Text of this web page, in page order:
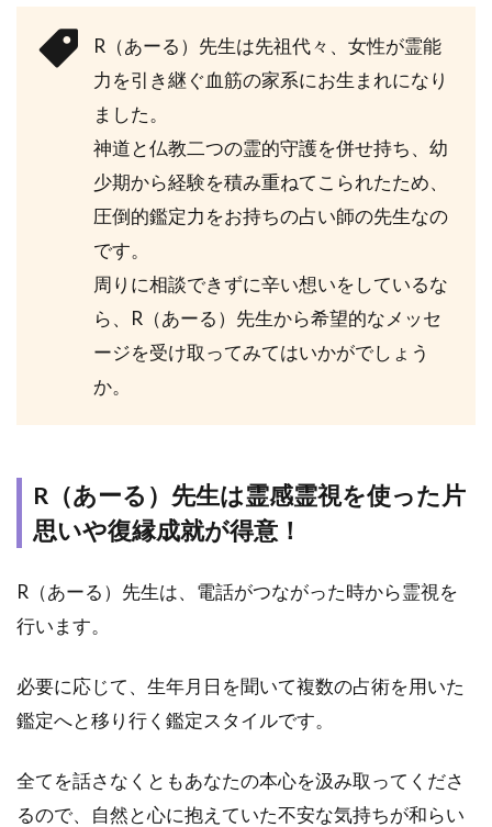
R（あ
ー
先生
に鑑
定し
らう
プロ
フィ
ール
を入
力
R（あーる）先生は先祖代々、女性が霊能
力を引き継ぐ血筋の家系にお生まれになり
ました。
神道と仏教二つの霊的守護を併せ持ち、幼
少期から経験を積み重ねてこられたため、
圧倒的鑑定力をお持ちの占い師の先生なの
です。
周りに相談できずに辛い想いをしているな
ら、R（あーる）先生から希望的なメッセ
ージを受け取ってみてはいかがでしょう
か。
R（あーる）先生は霊感霊視を使った片
思いや復縁成就が得意！
R（あーる）先生は、電話がつながった時から霊視を
行います。
必要に応じて、生年月日を聞いて複数の占術を用いた
鑑定へと移り行く鑑定スタイルです。
全てを話さなくともあなたの本心を汲み取ってくださ
るので、自然と心に抱えていた不安な気持ちが和らい